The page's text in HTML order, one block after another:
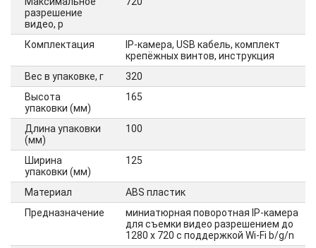
разрешение
видео, p
Комплектация
IP-камера, USB кабель, комплект
крепёжных винтов, инструкция
Вес в упаковке, г
320
Высота
упаковки (мм)
165
Длина упаковки
(мм)
100
Ширина
упаковки (мм)
125
Материал
ABS пластик
Предназначение
миниатюрная поворотная IP-камера
для съемки видео разрешением до
1280 х 720 с поддержкой Wi-Fi b/g/n